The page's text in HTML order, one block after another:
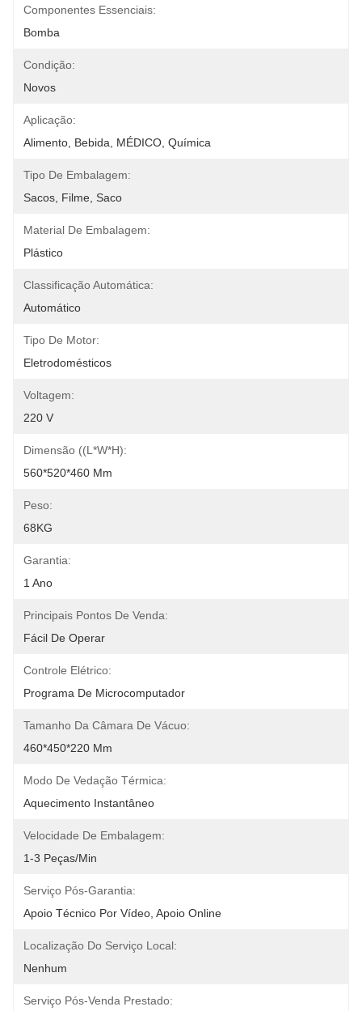
Componentes Essenciais:
Bomba
Condição:
Novos
Aplicação:
Alimento, Bebida, MÉDICO, Química
Tipo De Embalagem:
Sacos, Filme, Saco
Material De Embalagem:
Plástico
Classificação Automática:
Automático
Tipo De Motor:
Eletrodomésticos
Voltagem:
220 V
Dimensão ((L*W*H):
560*520*460 Mm
Peso:
68KG
Garantia:
1 Ano
Principais Pontos De Venda:
Fácil De Operar
Controle Elétrico:
Programa De Microcomputador
Tamanho Da Câmara De Vácuo:
460*450*220 Mm
Modo De Vedação Térmica:
Aquecimento Instantâneo
Velocidade De Embalagem:
1-3 Peças/min
Serviço Pós-Garantia:
Apoio Técnico Por Vídeo, Apoio Online
Localização Do Serviço Local:
Nenhum
Serviço Pós-Venda Prestado: